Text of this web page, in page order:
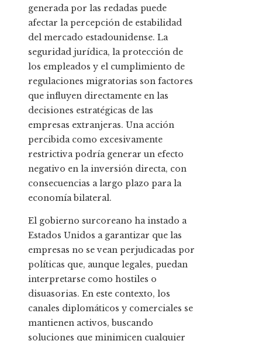
generada por las redadas puede
afectar la percepción de estabilidad
del mercado estadounidense. La
seguridad jurídica, la protección de
los empleados y el cumplimiento de
regulaciones migratorias son factores
que influyen directamente en las
decisiones estratégicas de las
empresas extranjeras. Una acción
percibida como excesivamente
restrictiva podría generar un efecto
negativo en la inversión directa, con
consecuencias a largo plazo para la
economía bilateral.
El gobierno surcoreano ha instado a
Estados Unidos a garantizar que las
empresas no se vean perjudicadas por
políticas que, aunque legales, puedan
interpretarse como hostiles o
disuasorias. En este contexto, los
canales diplomáticos y comerciales se
mantienen activos, buscando
soluciones que minimicen cualquier